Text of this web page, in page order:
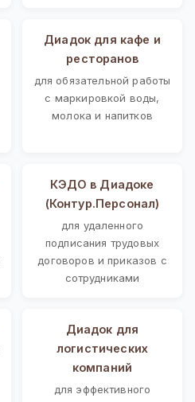
Диадок для кафе и
ресторанов
для обязательной работы
с маркировкой воды,
молока и напитков
КЭДО в Диадоке
(Контур.Персонал)
для удаленного
подписания трудовых
договоров и приказов с
сотрудниками
Диадок для
логистических
компаний
для эффективного